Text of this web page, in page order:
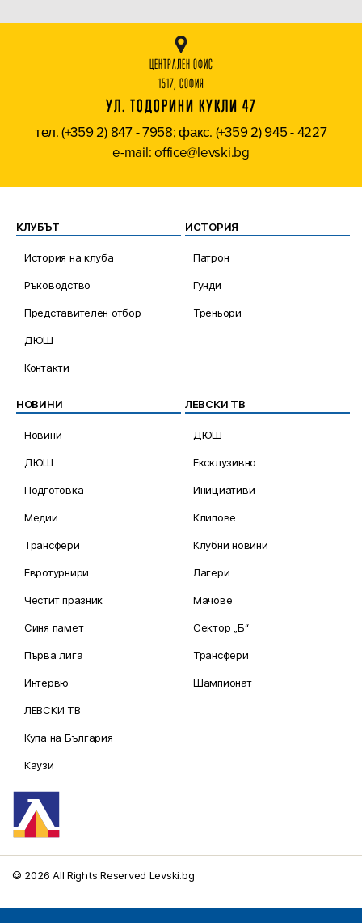
ЦЕНТРАЛЕН ОФИС
1517, СОФИЯ
УЛ. ТОДОРИНИ КУКЛИ 47
тел. (+359 2) 847 - 7958; факс. (+359 2) 945 - 4227
e-mail: office@levski.bg
КЛУБЪТ
История на клуба
Ръководство
Представителен отбор
ДЮШ
Контакти
ИСТОРИЯ
Патрон
Гунди
Треньори
НОВИНИ
Новини
ДЮШ
Подготовка
Медии
Трансфери
Евротурнири
Честит празник
Синя памет
Първа лига
Интервю
ЛЕВСКИ ТВ
Купа на България
Каузи
ЛЕВСКИ ТВ
ДЮШ
Ексклузивно
Инициативи
Клипове
Клубни новини
Лагери
Мачове
Сектор „Б“
Трансфери
Шампионат
© 2026 All Rights Reserved Levski.bg